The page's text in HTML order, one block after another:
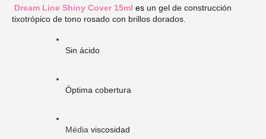
Dream Line Shiny Cover 15ml es un gel de construcción
tixotrópico de tono rosado con brillos dorados.
Sin ácido
Óptima cobertura
Média viscosidad